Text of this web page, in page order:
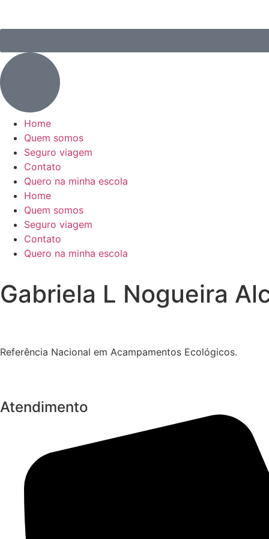
Home
Quem somos
Seguro viagem
Contato
Quero na minha escola
Home
Quem somos
Seguro viagem
Contato
Quero na minha escola
Gabriela L Nogueira
Referência Nacional em Acampamentos Ecológicos.
Atendimento